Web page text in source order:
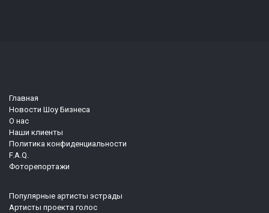
Главная
Новости Шоу Бизнеса
О нас
Наши клиенты
Политика конфиденциальности
F.A.Q.
Фоторепортажи
Популярные артисты эстрады
Артисты проекта голос